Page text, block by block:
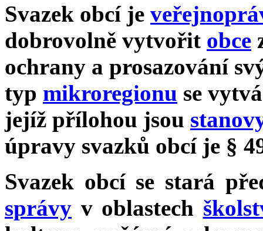
Svazek obcíje
dobrovolně vytvořit obce
ochrany a prosazování
typ mikroregionu se
jejíž přílohou jsou
úpravy svazků obcí je §
Svazek obcí se stará
správy v oblastech